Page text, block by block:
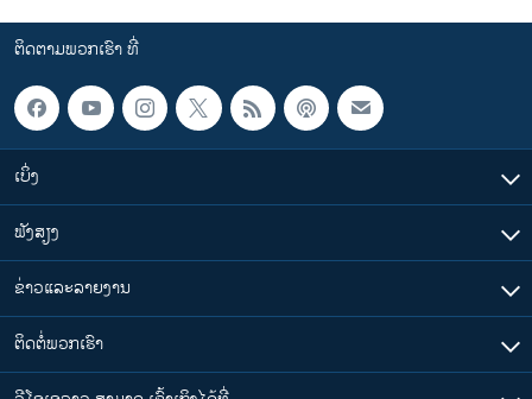
ຕິດຕາມພວກເຮົາ ທີ່
ເບິ່ງ
ຟັງສຽງ
ຂ່າວແລະລາຍງານ
ຕິດຕໍ່ພວກເຮົາ